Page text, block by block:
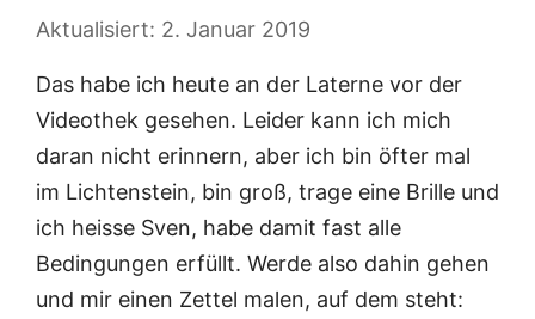
2. Januar 2019
Das habe ich heute an der Laterne vor der
Videothek gesehen. Leider kann ich mich
daran nicht erinnern, aber ich bin öfter mal
im Lichtenstein, bin groß, trage eine Brille und
ich heisse Sven, habe damit fast alle
Bedingungen erfüllt. Werde also dahin gehen
und mir einen Zettel malen, auf dem steht: